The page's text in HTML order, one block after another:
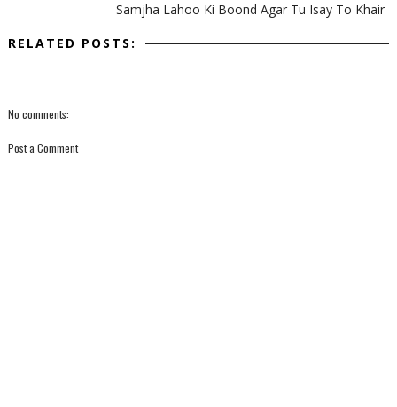
Samjha Lahoo Ki Boond Agar Tu Isay To Khair
RELATED POSTS:
No comments:
Post a Comment